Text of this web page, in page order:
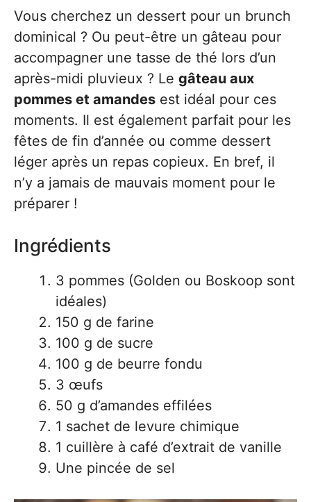
Vous cherchez un dessert pour un brunch
dominical ? Ou peut-être un gâteau pour
accompagner une tasse de thé lors d’un
après-midi pluvieux ? Le gâteau aux
pommes et amandes est idéal pour ces
moments. Il est également parfait pour les
fêtes de fin d’année ou comme dessert
léger après un repas copieux. En bref, il
n’y a jamais de mauvais moment pour le
préparer !
Ingrédients
3 pommes (Golden ou Boskoop sont
idéales)
150 g de farine
100 g de sucre
100 g de beurre fondu
3 œufs
50 g d’amandes effilées
1 sachet de levure chimique
1 cuillère à café d’extrait de vanille
Une pincée de sel